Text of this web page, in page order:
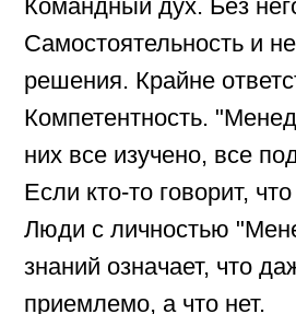
решения. Крайне
Компетентность.
них все изучено, все под
Если кто-то говорит, что
Люди с личностью
знаний означает, что
приемлемо, а что нет.
Подходящие